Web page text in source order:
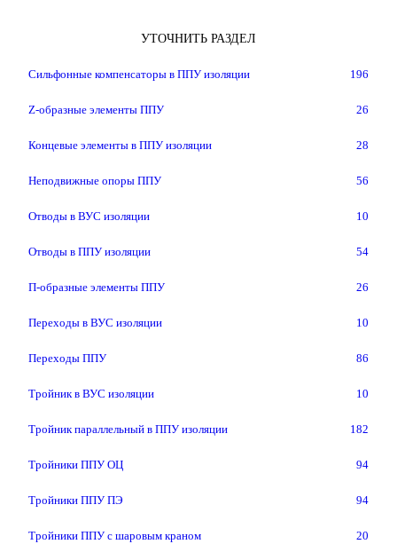
УТОЧНИТЬ РАЗДЕЛ
Cильфонные компенсаторы в ППУ изоляции 196
Z-образные элементы ППУ 26
Концевые элементы в ППУ изоляции 28
Неподвижные опоры ППУ 56
Отводы в ВУС изоляции 10
Отводы в ППУ изоляции 54
П-образные элементы ППУ 26
Переходы в ВУС изоляции 10
Переходы ППУ 86
Тройник в ВУС изоляции 10
Тройник параллельный в ППУ изоляции 182
Тройники ППУ ОЦ 94
Тройники ППУ ПЭ 94
Тройники ППУ с шаровым краном 20